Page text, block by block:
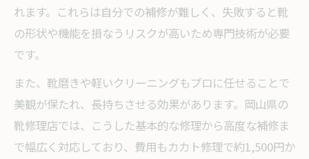
れます。これらは自分での補修が難しく、失敗すると靴
の形状や機能を損なうリスクが高いため専門技術が必要
です。
また、靴磨きや軽いクリーニングもプロに任せることで
美観が保たれ、長持ちさせる効果があります。岡山県の
靴修理店では、こうした基本的な修理から高度な補修ま
で幅広く対応しており、費用もカカト修理で約1,500円か